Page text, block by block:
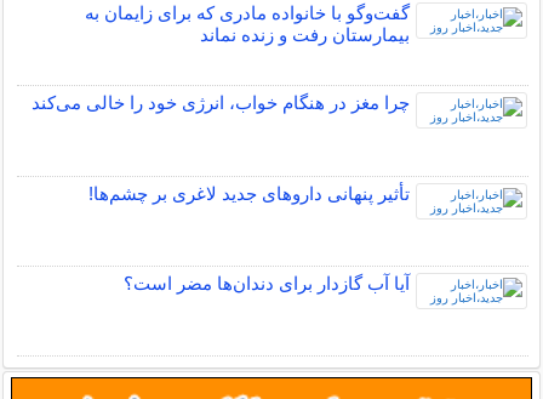
گفت‌وگو با خانواده مادری که برای زایمان به
بیمارستان رفت و زنده نماند
چرا مغز در هنگام خواب، انرژی خود را خالی می‌کند
تأثیر پنهانی داروهای جدید لاغری بر چشم‌ها!
آیا آب گازدار برای دندان‌ها مضر است؟